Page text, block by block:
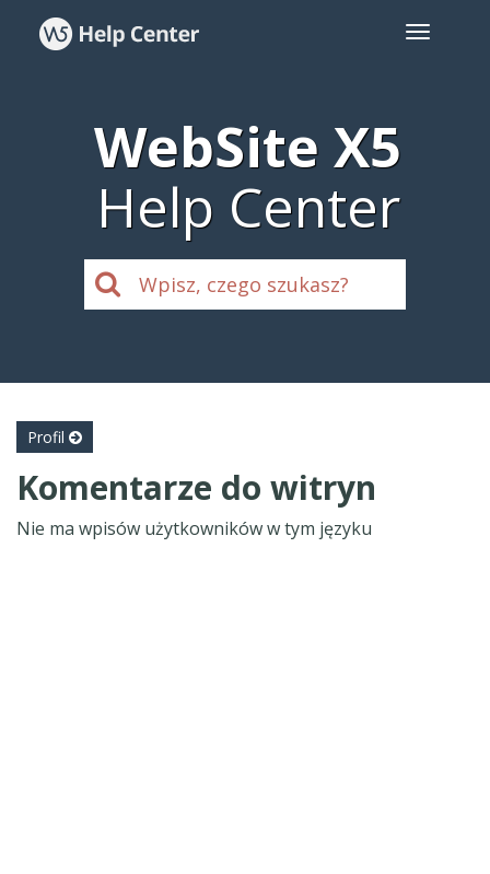
WebSite X5
Help Center
Profil
Komentarze do witryn
Nie ma wpisów użytkowników w tym języku